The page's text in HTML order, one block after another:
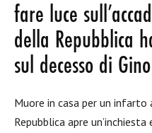
fare luce
della Repubblica
sul decesso di Gino
Muore in casa per un
Repubblica apre